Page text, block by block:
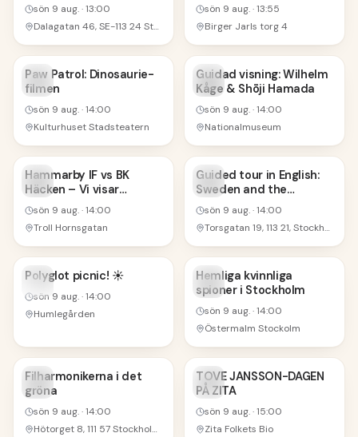
sön 9 aug.·13:00
Dalagatan 46, SE-113 24 Stockholm, Sverige
sön 9 aug.·13:55
Birger Jarls torg 4
9
AUG
Paw Patrol: Dinosaurie-
filmen
sön 9 aug.·14:00
Kulturhuset Stadsteatern
9
AUG
Guidad visning: Wilhelm
Kåge & Shōji Hamada
sön 9 aug.·14:00
Nationalmuseum
9
AUG
Hammarby IF vs BK
Häcken – Vi visar
matchen!
sön 9 aug.·14:00
Troll Hornsgatan
9
AUG
Guided tour in English:
Sweden and the
Holocaust
sön 9 aug.·14:00
Torsgatan 19, 113 21, Stockholm, Sweden
9
Polyglot picnic! ☀️
sön 9 aug.·14:00
Humlegården
9
AUG
Hemliga kvinnliga
spioner i Stockholm
sön 9 aug.·14:00
Östermalm Stockolm
9
AUG
Filharmonikerna i det
gröna
sön 9 aug.·14:00
Hötorget 8, 111 57 Stockholm, Sweden
9
AUG
TOVE JANSSON-DAGEN
PÅ ZITA
sön 9 aug.·15:00
Zita Folkets Bio